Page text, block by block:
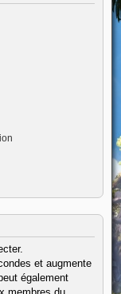
et augmente
également